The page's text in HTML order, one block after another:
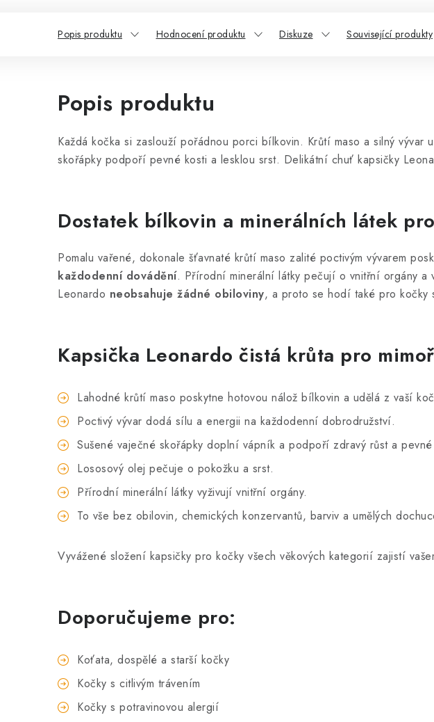
Popis produktu Hodnocení produktu Diskuze Související produkty
Popis produktu
Každá kočka si zaslouží pořádnou porci bílkovin. Krůtí maso a silný
skořápky podpoří pevné kosti a lesklou srst. Delikátní chuť
Dostatek bílkovin a minerálních látek
Pomalu vařené, dokonale šťavnaté krůtí maso zalité poctivým vývarem
každodenní dovádění. Přírodní minerální látky pečují o vnitřní orgány a
Leonardo neobsahuje žádné obiloviny, a proto se hodí
Kapsička Leonardo čistá krůta pro
Lahodné krůtí maso poskytne hotovou nálož bílkovin a udělá z vaší
Poctivý vývar dodá sílu a energii na každodenní dobrodružství.
Sušené vaječné skořápky doplní vápník a podpoří zdravý růst a
Lososový olej pečuje o pokožku a srst.
Přírodní minerální látky vyživují vnitřní orgány.
To vše bez obilovin, chemických konzervantů, barviv a umělých
Vyvážené složení kapsičky pro kočky všech věkových kategorií
Doporučujeme pro:
Koťata, dospělé a starší kočky
Kočky s citlivým trávením
Kočky s potravinovou alergií